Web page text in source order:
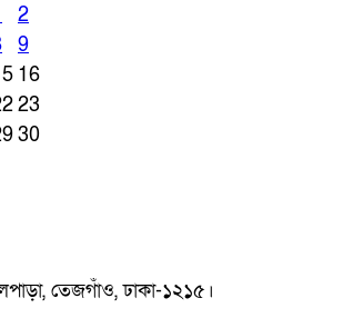
2
9
16
23
30
তেজগাঁও, ঢাকা-১২১৫।